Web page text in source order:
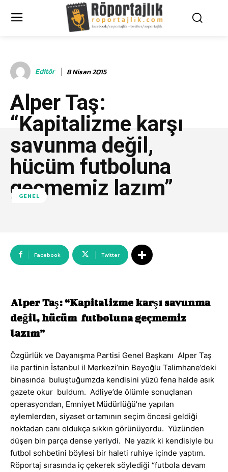
Editör 8 Nisan 2015
Alper Taş:
“Kapitalizme karşı
savunma değil,
hücüm futboluna
geçmemiz lazım”
GENEL
Facebook Twitter
Alper Taş: “Kapitalizme karşı savunma
değil, hücüm futboluna geçmemiz
lazım”
Özgürlük ve Dayanışma Partisi Genel Başkanı Alper Taş
ile partinin İstanbul il Merkezi’nin Beyoğlu Talimhane’deki
binasında buluştuğumzda kendisini yüzü fena halde asık
gazete okur buldum. Adliye’de ölümle sonuçlanan
operasyondan, Emniyet Müdürlüğü’ne yapılan
eylemlerden, siyaset ortamının seçim öncesi geldiği
noktadan canı oldukça sıkkın görünüyordu. Yüzünden
düşen bin parça dense yeriydi. Ne yazık ki kendisiyle bu
futbol sohbetini böylesi bir haleti ruhiye içinde yaptım.
Röportaj sırasında iç çekerek söylediği “futbola devam